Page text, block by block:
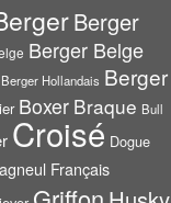
Berger
Berger Belge
Berger Hollandais Berger
Boxer Braque Bull
Croisé Dogue
Français